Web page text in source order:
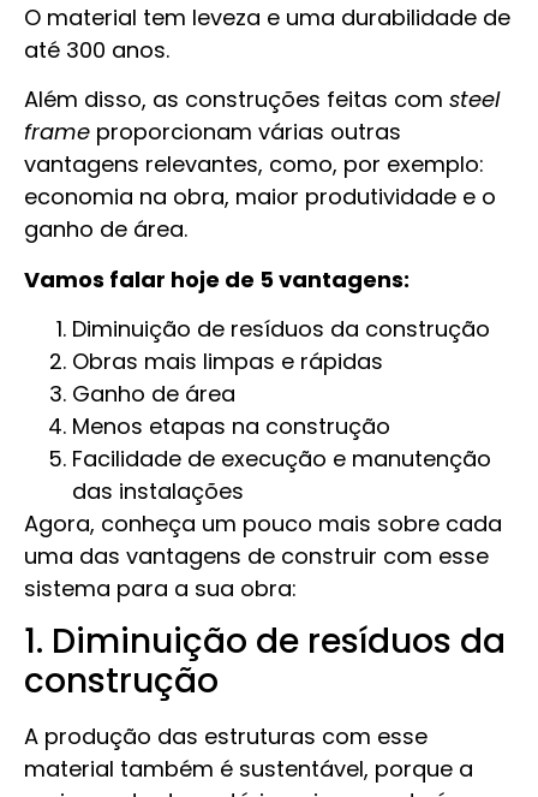
O material tem leveza e uma durabilidade de
até 300 anos.
Além disso, as construções feitas com steel
frame proporcionam várias outras
vantagens relevantes, como, por exemplo:
economia na obra, maior produtividade e o
ganho de área.
Vamos falar hoje de 5 vantagens:
Diminuição de resíduos da construção
Obras mais limpas e rápidas
Ganho de área
Menos etapas na construção
Facilidade de execução e manutenção
das instalações
Agora, conheça um pouco mais sobre cada
uma das vantagens de construir com esse
sistema para a sua obra:
1. Diminuição de resíduos da
construção
A produção das estruturas com esse
material também é sustentável, porque a